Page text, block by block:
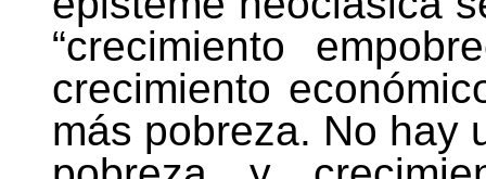
“crecimiento
crecimiento
más pobreza. No hay